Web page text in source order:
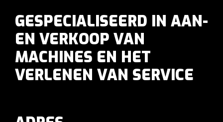
GESPECIALISEERD IN AAN-
EN VERKOOP VAN
MACHINES EN HET
VERLENEN VAN SERVICE